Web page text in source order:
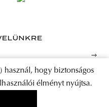
használ, hogy biztonságos
élményt nyújtsa.
Feltételeket és kijelenti,